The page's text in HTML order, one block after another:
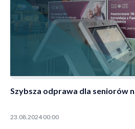
Szybsza odprawa dla seniorów
23.08.2024 00:00